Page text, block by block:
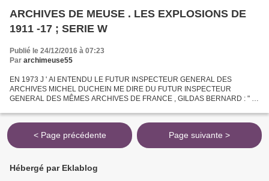
ARCHIVES DE MEUSE . LES EXPLOSIONS DE
1911 -17 ; SERIE W
Publié le 24/12/2016 à 07:23
Par archimeuse55
EN 1973 J ' AI ENTENDU LE FUTUR INSPECTEUR GENERAL DES
ARCHIVES MICHEL DUCHEIN ME DIRE DU FUTUR INSPECTEUR
GENERAL DES MÊMES ARCHIVES DE FRANCE , GILDAS BERNARD : " IL
'APPRECIAIENT PEU . MICHEL DUCHEIN...
< Page précédente Page suivante >
Hébergé par Eklablog